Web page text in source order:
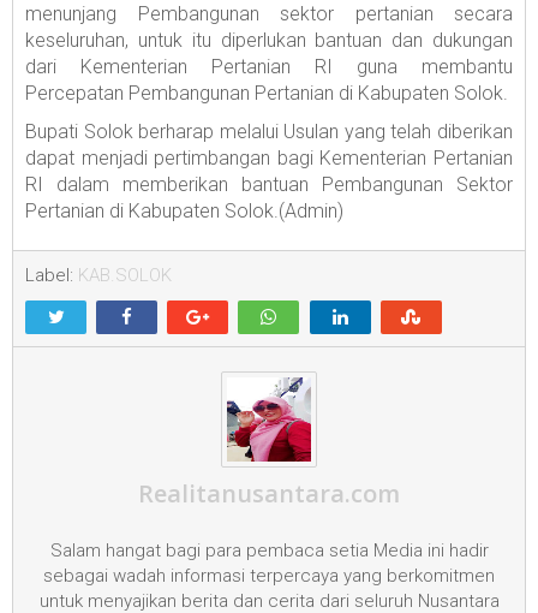
menunjang Pembangunan sektor pertanian secara
keseluruhan, untuk itu diperlukan bantuan dan dukungan
dari Kementerian Pertanian RI guna membantu
Percepatan Pembangunan Pertanian di Kabupaten Solok.
Bupati Solok berharap melalui Usulan yang telah diberikan
dapat menjadi pertimbangan bagi Kementerian Pertanian
RI dalam memberikan bantuan Pembangunan Sektor
Pertanian di Kabupaten Solok.(Admin)
Label: KAB.SOLOK
Realitanusantara.com
Salam hangat bagi para pembaca setia Media ini hadir
sebagai wadah informasi terpercaya yang berkomitmen
untuk menyajikan berita dan cerita dari seluruh Nusantara